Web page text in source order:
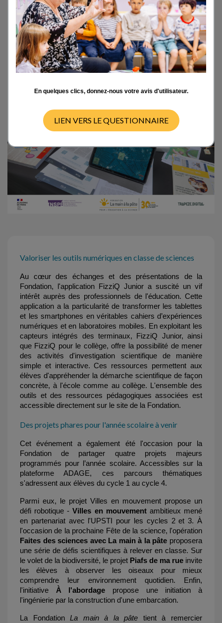
Paris et l'INSPÉ de Paris, cet événement a
permis d'échanger avec les enseignants, les
formateurs et les futurs professeurs dees
écoles autour de l'évolution des pratiques
numériques et scientifiques en classe.
Valoriser les outils numériques en classe de sciences
Au cœur des échanges et des présentations de la
Fondation, l'application FizziQ Junior a suscité un vif
intérêt auprès des professionnels de l'éducation. Cette
application a la particularité de transformer les tablettes
et les smartphones en véritables cahiers d’expériences
numériques et en laboratoires mobiles. En exploitant les
capteurs intégrés des terminaux, FizziQ Junior, ainsi
que FizziQ pour le collège, offre la possibilité de mener
des activités d'investigation scientifique de manière
simple et interactive. Ces ressources permettent aux
élèves d'appréhender la démarche scientifique de façon
concrète, à l'école comme au collège. L'ensemble des
outils et des ressources pédagogiques associées est
accessible directement sur le site de la Fondation.
Des projets phares pour l'année scolaire à venir
Cet événement a également été l'occasion pour la
Fondation de partager quatre projets majeurs
programmés pour l’année scolaire. Accessibles sur la
plateforme ADAGE, ces parcours thématiques
s'adressent aux élèves du cycle 1 au cycle 4.
Parmi eux, le projet Villes en mouvement propose un
défi robotique - Villes en mouvement ambitieux mené
en partenariat avec l'UPSTI pour les cycles 2 et 3. À
Faites des sciences avec La main à la pâte proposera
une série de défis scientifiques à relever en classe. Sur
le volet de la biodiversité, le projet Piafs de ma rue invite
les élèves à observer les oiseaux pour mieux
comprendre leur environnement quotidien. Enfin,
l'initiative À l'abordage propose une initiation à
l'ingénierie par la construction d'une embarcation.
La Fondation La main à la pâte tient à remercier
En quelques clics, donnez-nous votre avis d'utilisateur.
LIEN VERS LE QUESTIONNAIRE